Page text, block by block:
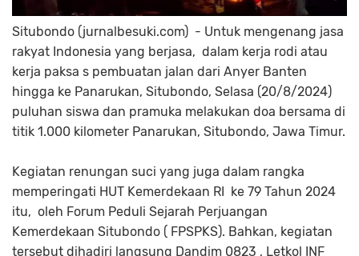
Situbondo (jurnalbesuki.com) - Untuk mengenang jasa
rakyat Indonesia yang berjasa, dalam kerja rodi atau
kerja paksa s pembuatan jalan dari Anyer Banten
hingga ke Panarukan, Situbondo, Selasa (20/8/2024)
puluhan siswa dan pramuka melakukan doa bersama di
titik 1.000 kilometer Panarukan, Situbondo, Jawa Timur.
Kegiatan renungan suci yang juga dalam rangka
memperingati HUT Kemerdekaan RI ke 79 Tahun 2024
itu, oleh Forum Peduli Sejarah Perjuangan
Kemerdekaan Situbondo ( FPSPKS). Bahkan, kegiatan
tersebut dihadiri langsung Dandim 0823 , Letkol INF